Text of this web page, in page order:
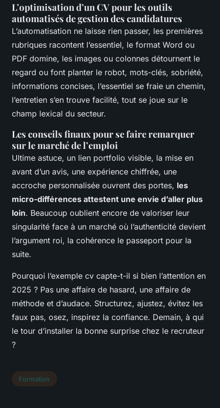
L’optimisation d’un CV pour les outils
automatisés de gestion des candidatures
L’automatisation ne laisse rien passer, les premières
rubriques racontent l’essentiel, le format Word ou
PDF domine, les images ou colonnes détournent le
regard ou font planter le robot, mots-clés, sobriété,
informations concises, l’essentiel se fraie un chemin,
l’entretien s’en trouve facilité, tout se joue sur le
champ lexical du secteur.
Les conseils finaux pour se faire remarquer
sur le marché de l’emploi
Ultime astuce, un lien portfolio visible, la mise en
avant d’un avis, une expérience chiffrée, une
accroche personnalisée ouvrent des portes, les
micro-différences attestent une envie d’aller plus
loin. Beaucoup oublient encore de valoriser leur
singularité face à un marché où l’authenticité devient
l’argument roi, la cohérence le passeport pour la
suite.
Pourquoi l’exemple cv capte-t-il si bien l’attention en
2025 ? Pas une affaire de hasard, une affaire de
méthode et d’audace. Structurez, ajustez, évitez les
faux pas, osez, inspirez la confiance. Demain, à qui
le tour d’installer la bonne surprise chez le recruteur
?
Formation